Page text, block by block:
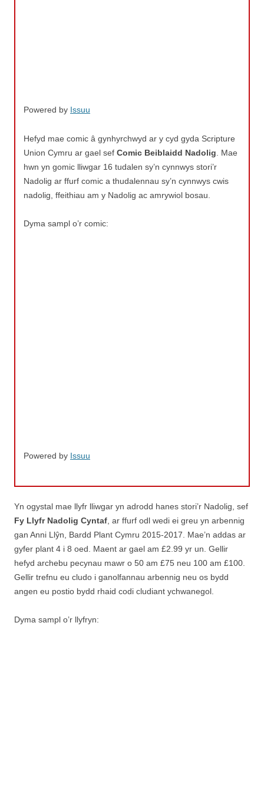
Powered by Issuu
Hefyd mae comic â gynhyrchwyd ar y cyd gyda Scripture
Union Cymru ar gael sef Comic Beiblaidd Nadolig . Mae
hwn yn gomic lliwgar 16 tudalen sy’n cynnwys stori’r
Nadolig ar ffurf comic a thudalennau sy’n cynnwys cwis
nadolig, ffeithiau am y Nadolig ac amrywiol bosau.
Dyma sampl o’r comic:
Powered by Issuu
Yn ogystal mae llyfr lliwgar yn adrodd hanes stori’r Nadolig, sef
Fy Llyfr Nadolig Cyntaf , ar ffurf odl wedi ei greu yn arbennig
gan Anni Llŷn, Bardd Plant Cymru 2015-2017. Mae’n addas ar
gyfer plant 4 i 8 oed. Maent ar gael am £2.99 yr un. Gellir
hefyd archebu pecynau mawr o 50 am £75 neu 100 am £100.
Gellir trefnu eu cludo i ganolfannau arbennig neu os bydd
angen eu postio bydd rhaid codi cludiant ychwanegol.
Dyma sampl o’r llyfryn: